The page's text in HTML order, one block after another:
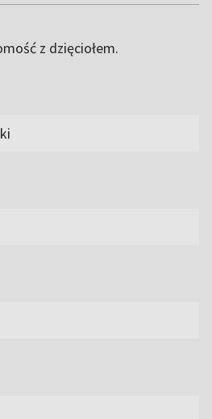
z dzięciołem.